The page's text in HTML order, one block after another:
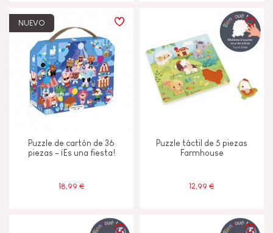
NUEVO
Puzzle de cartón de 36
piezas – ¡Es una fiesta!
18,99 €
Puzzle táctil de 5 piezas
Farmhouse
12,99 €